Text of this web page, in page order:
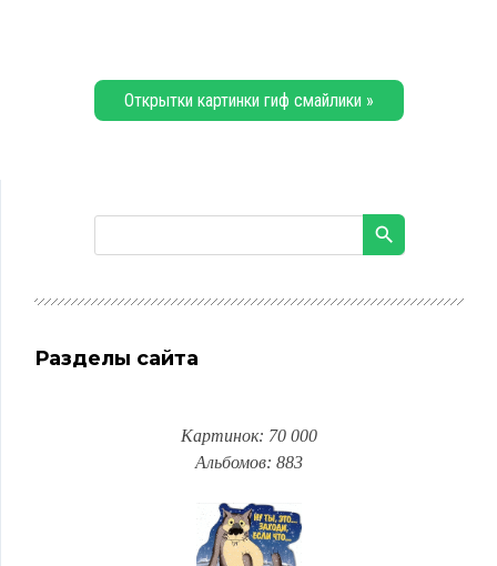
Открытки картинки гиф смайлики »
Разделы сайта
Картинок: 70 000
Альбомов: 883